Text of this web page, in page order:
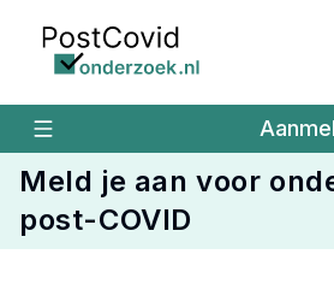
Ga naar de hoofdinhoud
Meld je aan voor
post-COVID